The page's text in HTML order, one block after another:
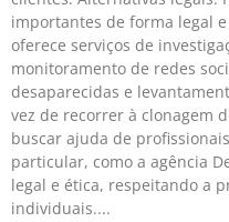
importantes de forma legal
oferece serviços de
monitoramento de redes
desaparecidas e
vez de recorrer à clonagem
buscar ajuda de
particular, como a agência
legal e ética, respeitando a
individuais.